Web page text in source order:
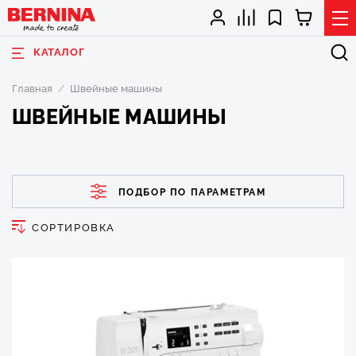
КАТАЛОГ
Главная Швейные машины
ШВЕЙНЫЕ МАШИНЫ
ПОДБОР ПО ПАРАМЕТРАМ
СОРТИРОВКА